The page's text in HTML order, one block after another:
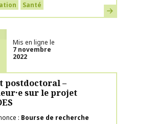
Santé En savoir plus
Mis en ligne le
7 novembre
2022
postdoctoral –
sur le projet
Bourse de recherche